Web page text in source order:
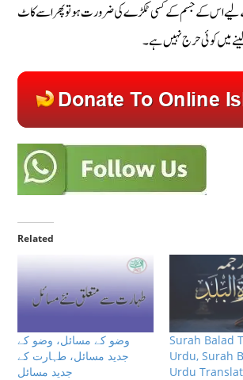
اس کے جسم کے کسی ٹکڑے کی ضرورت ہو تو پھر اسے کاٹ
میں کوئی حرج نہیں ہے۔
Related
وضو کے مسائل، وضو کے
جدید مسائل، طہارت کے
جدید مسائل
Surah Balad
Urdu, Surah
Urdu